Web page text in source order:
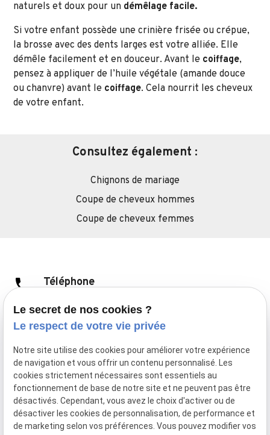
naturels et doux pour un démêlage facile.
Si votre enfant possède une crinière frisée ou crépue,
la brosse avec des dents larges est votre alliée. Elle
démêle facilement et en douceur. Avant le coiffage,
pensez à appliquer de l’huile végétale (amande douce
ou chanvre) avant le coiffage. Cela nourrit les cheveux
de votre enfant.
Consultez également :
Chignons de mariage
Coupe de cheveux hommes
Coupe de cheveux femmes
phone Téléphone
01 88 24 83 03
pin_drop Adresse
36 Avenue d'Eylau
75116 PARIS
Le secret de nos cookies ?
Le respect de votre vie privée
Notre site utilise des cookies pour améliorer votre expérience
de navigation et vous offrir un contenu personnalisé. Les
cookies strictement nécessaires sont essentiels au
fonctionnement de base de notre site et ne peuvent pas être
désactivés. Cependant, vous avez le choix d'activer ou de
désactiver les cookies de personnalisation, de performance et
de marketing selon vos préférences. Vous pouvez modifier vos